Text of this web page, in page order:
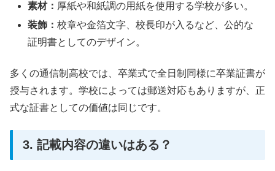
素材： 厚紙や和紙調の用紙を使用する学校が多い。
装飾：校章や金箔文字、校長印が入るなど、公的な
証明書としてのデザイン。
多くの通信制高校では、卒業式で全日制同様に卒業証書が
授与されます。学校によっては郵送対応もありますが、正
式な証書としての価値は同じです。
3. 記載内容の違いはある？